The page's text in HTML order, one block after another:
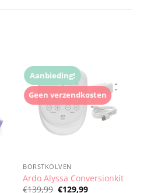
Aanbieding!
Geen verzendkosten
BORSTKOLVEN
Ardo Alyssa Conversionkit
€139,99 Oorspronkelijke
€129,99Huidige